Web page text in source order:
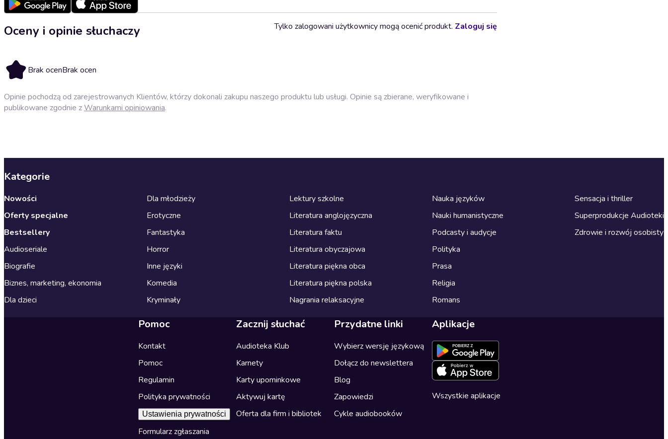
Oceny i opinie słuchaczy
Brak ocenBrak ocen
Tylko zalogowani użytkownicy mogą ocenić produkt. Zaloguj się
Opinie pochodzą od zarejestrowanych Klientów, którzy dokonali zakupu naszego produktu lub usługi. Opinie są zbierane, weryfikowane i
publikowane zgodnie zWarunkami opiniowania.
Kategorie
Nowości
Oferty specjalne
Bestsellery
Audioseriale
Biografie
Biznes, marketing, ekonomia
Dla dzieci
Dla młodzieży
Erotyczne
Fantastyka
Horror
Inne języki
Komedia
Kryminały
Lektury szkolne
Literatura anglojęzyczna
Literatura faktu
Literatura obyczajowa
Literatura piękna obca
Literatura piękna polska
Nagrania relaksacyjne
Nauka języków
Nauki humanistyczne
Podcasty i audycje
Polityka
Prasa
Religia
Romans
Sensacja i thriller
Superprodukcje Audioteki
Zdrowie i rozwój osobisty
Pomoc
Kontakt
Pomoc
Regulamin
Polityka prywatności
Ustawienia prywatności
Formularz zgłaszania
Zacznij słuchać
Audioteka Klub
Karnety
Karty upominkowe
Aktywuj kartę
Oferta dla firm i bibliotek
Przydatne linki
Wybierz wersję językową
Dołącz do newslettera
Blog
Zapowiedzi
Cykle audiobooków
Aplikacje
Wszystkie aplikacje